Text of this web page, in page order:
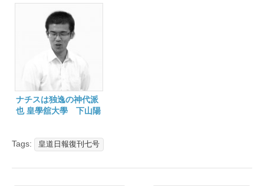
ナチスは独逸の神代派
也 皇學舘大學 下山陽
Tags: 皇道日報復刊七号